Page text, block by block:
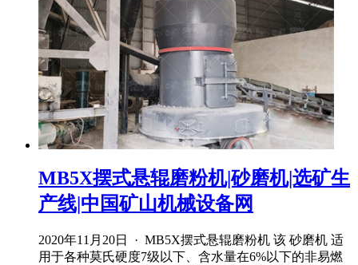
MB5X摆式悬辊磨粉机|砂磨机|选矿生
产线|中国矿山机械设备网
2020年11月20日 · MB5X摆式悬辊磨粉机 该 砂磨机 适
用于各种莫氏硬度7级以下、含水量在6%以下的非易燃